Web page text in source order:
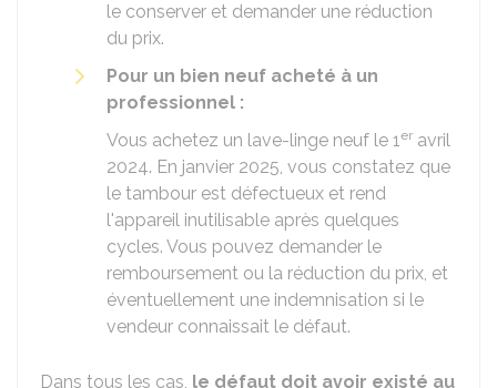
le conserver et demander une réduction
du prix.
Pour un bien neuf acheté à un
professionnel :
Vous achetez un lave-linge neuf le 1er avril
2024. En janvier 2025, vous constatez que
le tambour est défectueux et rend
l'appareil inutilisable après quelques
cycles. Vous pouvez demander le
remboursement ou la réduction du prix, et
éventuellement une indemnisation si le
vendeur connaissait le défaut.
Dans tous les cas, le défaut doit avoir existé au